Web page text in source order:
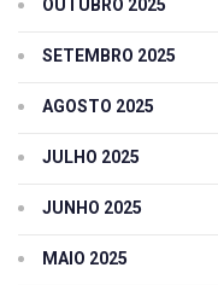
OUTUBRO 2025
SETEMBRO 2025
AGOSTO 2025
JULHO 2025
JUNHO 2025
MAIO 2025